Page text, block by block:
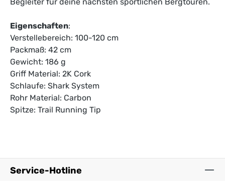
Eigenschaften:
Verstellebereich: 100-120 cm
Packmaß: 42 cm
Gewicht: 186 g
Griff Material: 2K Cork
Schlaufe: Shark System
Rohr Material: Carbon
Spitze: Trail Running Tip
Service-Hotline